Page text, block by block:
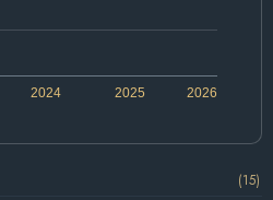
2024 2026
2025
(15)